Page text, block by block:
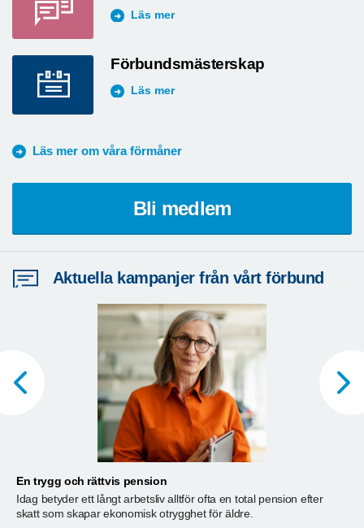
Läs mer
Förbundsmästerskap
Läs mer
Läs mer om våra förmåner
Bli medlem
Aktuella kampanjer från vårt förbund
En trygg och rättvis pension
Idag betyder ett långt arbetsliv alltför ofta en total pension efter
skatt som skapar ekonomisk otrygghet för äldre.